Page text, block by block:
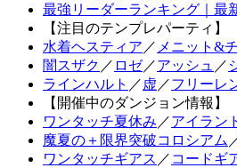
最強リーダーランキング｜最
【注目のテンプレパーティ】
水着ヘスティア ／ メニット&
闇スザク ／ ロゼ／アッシュ ／
ラインハルト ／ 虚 ／フリーレ
【開催中のダンジョン情報】
ワンタッチ夏休み ／アイラン
魔夏の＋限界突破コロシアム
ワンタッチギアス ／ コードギ